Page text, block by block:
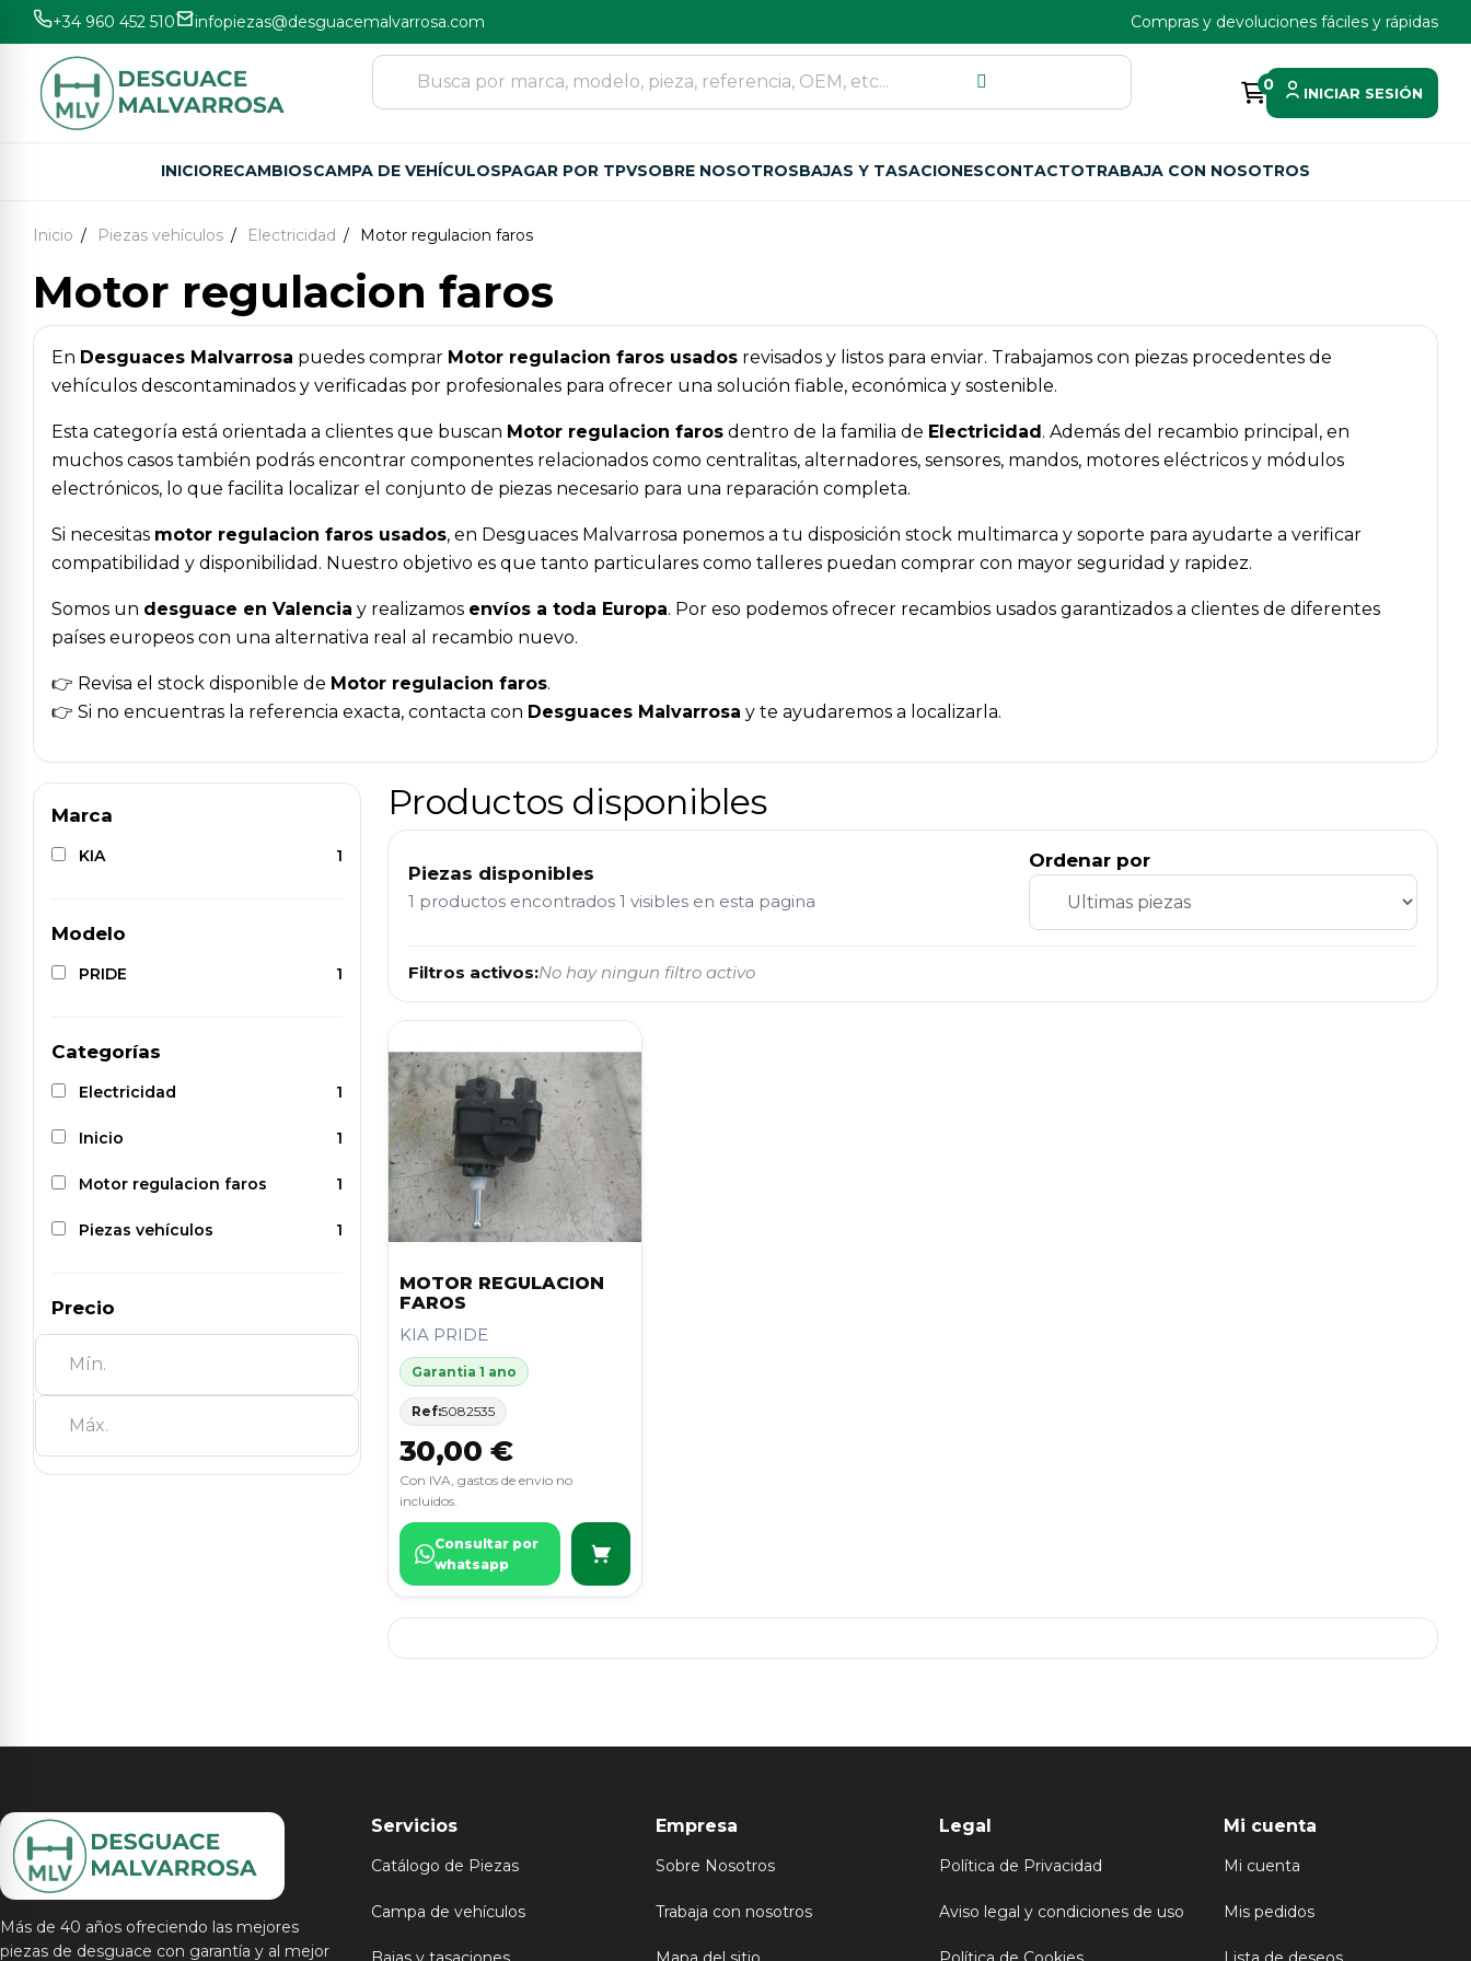
+34 960 452 510 infopiezas@desguacemalvarrosa.com Compras y devoluciones fáciles y rápidas
0 INICIAR SESIÓN
INICIORECAMBIOSCAMPA DE VEHÍCULOSPAGAR POR TPVSOBRE NOSOTROSBAJAS Y TASACIONESCONTACTOTRABAJA CON NOSOTROS
Inicio Piezas vehículos Electricidad Motor regulacion faros
Motor regulacion faros
En Desguaces Malvarrosa puedes comprar Motor regulacion faros usados revisados y listos para enviar. Trabajamos con piezas procedentes de
vehículos descontaminados y verificadas por profesionales para ofrecer una solución fiable, económica y sostenible.
Esta categoría está orientada a clientes que buscan Motor regulacion faros dentro de la familia de Electricidad. Además del recambio principal, en
muchos casos también podrás encontrar componentes relacionados como centralitas, alternadores, sensores, mandos, motores eléctricos y módulos
electrónicos, lo que facilita localizar el conjunto de piezas necesario para una reparación completa.
Si necesitas motor regulacion faros usados, en Desguaces Malvarrosa ponemos a tu disposición stock multimarca y soporte para ayudarte a verificar
compatibilidad y disponibilidad. Nuestro objetivo es que tanto particulares como talleres puedan comprar con mayor seguridad y rapidez.
Somos un desguace en Valencia y realizamos envíos a toda Europa. Por eso podemos ofrecer recambios usados garantizados a clientes de diferentes
países europeos con una alternativa real al recambio nuevo.
👉 Revisa el stock disponible de Motor regulacion faros.
👉 Si no encuentras la referencia exacta, contacta con Desguaces Malvarrosa y te ayudaremos a localizarla.
Marca
KIA 1
Modelo
PRIDE 1
Categorías
Electricidad 1
Inicio 1
Motor regulacion faros 1
Piezas vehículos 1
Precio
Productos disponibles
Piezas disponibles
1 productos encontrados 1 visibles en esta pagina
Ordenar por
Filtros activos:No hay ningun filtro activo
MOTOR REGULACION
FAROS
KIA PRIDE
Garantia 1 ano
Ref:5082535
30,00 €
Con IVA, gastos de envio no
incluidos.
Consultar por
whatsapp
Más de 40 años ofreciendo las mejores
piezas de desguace con garantía y al mejor
Servicios
Catálogo de Piezas
Campa de vehículos
Empresa
Sobre Nosotros
Trabaja con nosotros
Legal
Política de Privacidad
Aviso legal y condiciones de uso
Mi cuenta
Mi cuenta
Mis pedidos